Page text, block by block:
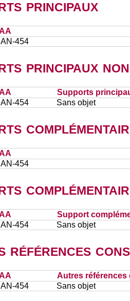
principaux
454
principaux
Supports
454
Sans objet
454
Support
454
Sans objet
références
Autres références
454
Sans objet